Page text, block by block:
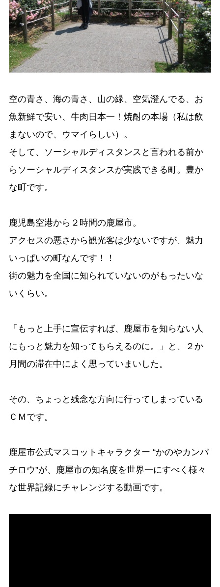
空の青さ、海の青さ、山の緑、空気澄んでる、お
魚新鮮で安い、牛肉日本一！焼酎の本場（私は飲
まないので、ウマイらしい）。
そして、ソーシャルディスタンスと言われる前か
らソーシャルディスタンスが実践できる町。豊か
な町です。
鹿児島空港から２時間の鹿屋市。
アクセスの悪さから観光客は少ないですが、魅力
いっぱいの町なんです！！
街の魅力を全国に知られていないのがもったいな
いくらい。
「もっと上手に宣伝すれば、鹿屋市を知らない人
にもっと魅力を知ってもらえるのに。」と、２か
月間の滞在中によく思っていまいした。
その、ちょっと残念な方向に行ってしまっている
ＣＭです。
鹿屋市公式マスコットキャラクター “かのやカンパ
チロウ”が、鹿屋市の知名度を世界一にすべく様々
な世界記録にチャレンジする動画です。